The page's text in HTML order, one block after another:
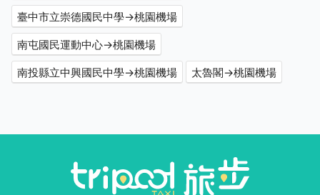
臺中市立崇德國民中學→桃園機場
南屯國民運動中心→桃園機場
南投縣立中興國民中學→桃園機場
太魯閣→桃園機場